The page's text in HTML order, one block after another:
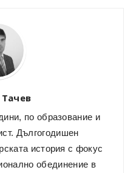
по образование и
Дългогодишен
история с фокус
обединение в